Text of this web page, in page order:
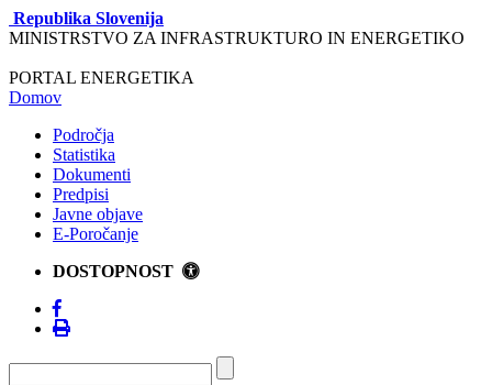
Republika Slovenija
MINISTRSTVO ZA INFRASTRUKTURO IN ENERGETIKO
PORTAL ENERGETIKA
Domov
Področja
Statistika
Dokumenti
Predpisi
Javne objave
E-Poročanje
DOSTOPNOST